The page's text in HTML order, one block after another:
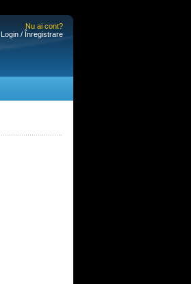
Nu ai cont?
Login / Înregistrare